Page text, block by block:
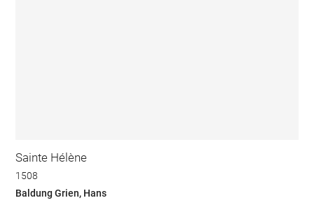
Sainte Hélène
1508
Baldung Grien, Hans